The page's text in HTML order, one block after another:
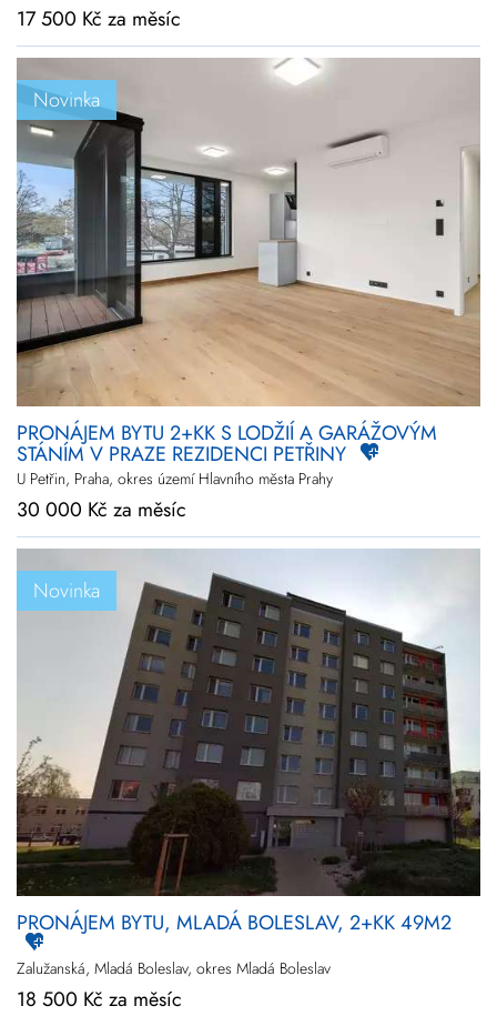
17 500 Kč za měsíc
Novinka
PRONÁJEM BYTU 2+KK S LODŽIÍ A GARÁŽOVÝM
STÁNÍM V PRAZE REZIDENCI PETŘINY
U Petřin, Praha, okres území Hlavního města Prahy
30 000 Kč za měsíc
Novinka
PRONÁJEM BYTU, MLADÁ BOLESLAV, 2+KK 49M2
Zalužanská, Mladá Boleslav, okres Mladá Boleslav
18 500 Kč za měsíc